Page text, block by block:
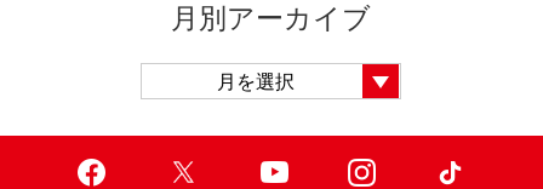
月別アーカイブ